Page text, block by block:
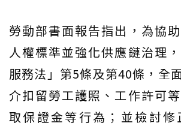
勞動部書面報告指出，為協
人權標準並強化供應鏈治理
服務法」第5條及第40條，全
介扣留勞工護照、工作許可
取保證金等行為；並檢討修